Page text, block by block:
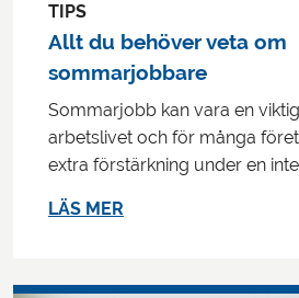
TIPS
Allt du behöver veta om
sommarjobbare
Sommarjobb kan vara en
arbetslivet och för många
extra förstärkning under en
LÄS MER